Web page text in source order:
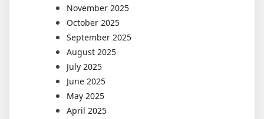
November 2025
October 2025
September 2025
August 2025
July 2025
June 2025
May 2025
April 2025